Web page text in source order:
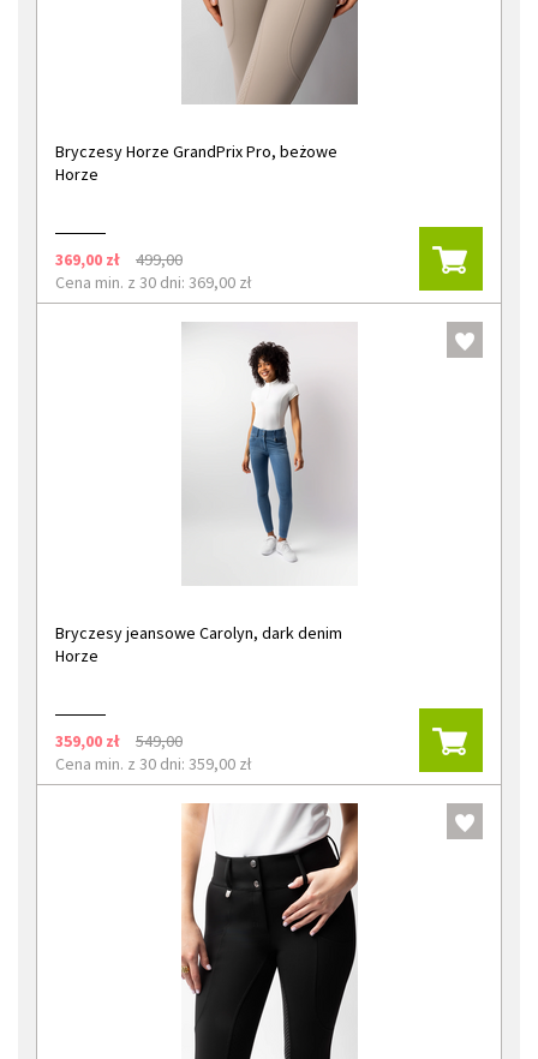
Bryczesy Horze GrandPrix Pro, beżowe
Horze
369,00 zł
499,00
Cena min. z 30 dni: 369,00 zł
Bryczesy jeansowe Carolyn, dark denim
Horze
359,00 zł
549,00
Cena min. z 30 dni: 359,00 zł